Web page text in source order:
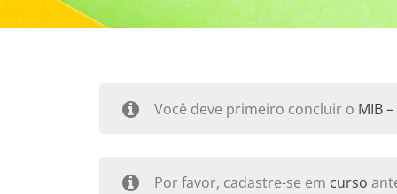
Você deve primeiro concluir o MIB
Por favor, cadastre-se em curso